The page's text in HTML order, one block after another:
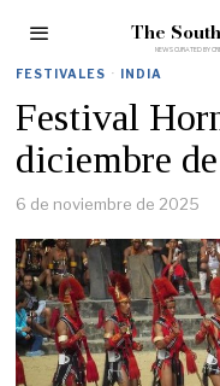
The
FESTIVALES · INDIA
Festival
diciembre
6 de noviembre de 2025